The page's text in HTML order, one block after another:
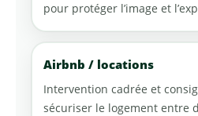
pour protéger l’image et
Airbnb / locations
Intervention cadrée et
sécuriser le logement entre